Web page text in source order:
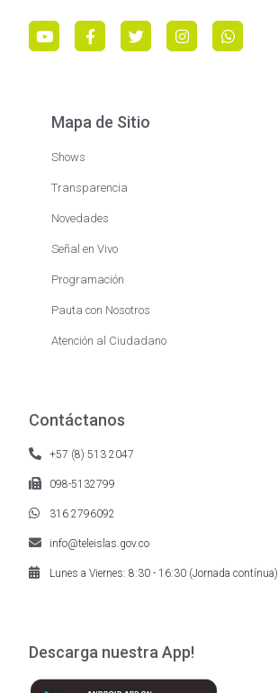
Mapa de Sitio
Shows
Transparencia
Novedades
Señal en Vivo
Programación
Pauta con Nosotros
Atención al Ciudadano
Contáctanos
+57 (8) 513 2047
098-5132799
316 2796092
info@teleislas.gov.co
Lunes a Viernes: 8:30 - 16:30 (Jornada contínua)
Descarga nuestra App!